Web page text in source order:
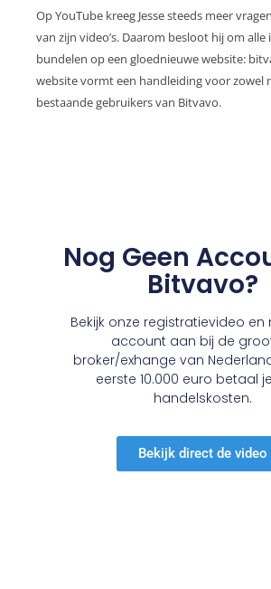
Op YouTube kreeg Jesse steeds meer
van zijn video’s. Daarom besloot hij om
bundelen op een gloednieuwe website:
website vormt een handleiding voor zowel
bestaande gebruikers van Bitvavo.
Nog Geen
Bitvavo?
Bekijk onze registratievideo en
account aan bij de
broker/exhange van
eerste 10.000 euro betaal
handelskosten.
Bekijk direct de video